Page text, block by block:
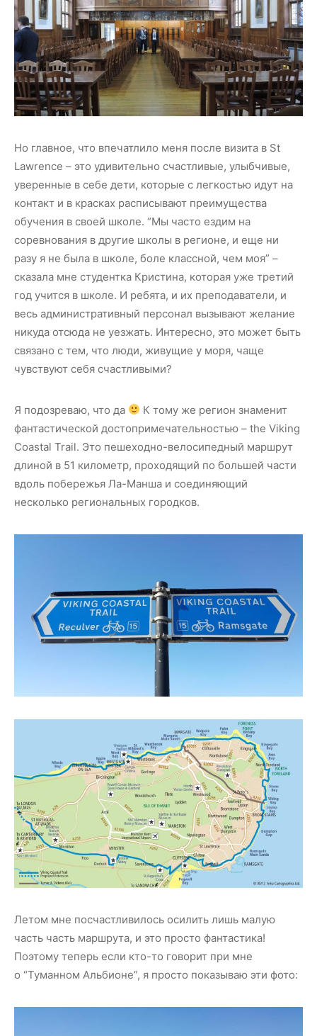
Но главное, что впечатлило меня после визита в St
Lawrence – это удивительно счастливые, улыбчивые,
уверенные в себе дети, которые с легкостью идут на
контакт и в красках расписывают преимущества
обучения в своей школе. “Мы часто ездим на
соревнования в другие школы в регионе, и еще ни
разу я не была в школе, боле классной, чем моя” –
сказала мне студентка Кристина, которая уже третий
год учится в школе. И ребята, и их преподаватели, и
весь административный персонал вызывают желание
никуда отсюда не уезжать. Интересно, это может быть
связано с тем, что люди, живущие у моря, чаще
чувствуют себя счастливыми?
Я подозреваю, что да
К тому же регион знаменит
фантастической достопримечательностью – the Viking
Coastal Trail. Это пешеходно-велосипедный маршрут
длиной в 51 километр, проходящий по большей части
вдоль побережья Ла-Манша и соединяющий
несколько региональных городков.
Летом мне посчастливилось осилить лишь малую
часть часть маршрута, и это просто фантастика!
Поэтому теперь если кто-то говорит при мне
о “Туманном Альбионе”, я просто показываю эти фото: